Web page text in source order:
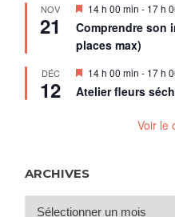
NOV
21
Mis
avant
14 h 00 min - 17 h
Comprendre son
places max)
DÉC
12
Mis
en
avant
14 h 00 min - 17 h
Atelier fleurs
Voir le
ARCHIVES